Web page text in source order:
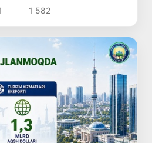
1 582